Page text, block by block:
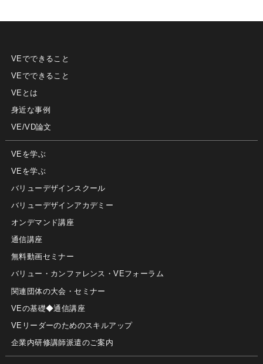
VEでできること
VEでできること
VEとは
身近な事例
VE/VD論文
VEを学ぶ
VEを学ぶ
バリューデザインスクール
バリューデザインアカデミー
オンデマンド講座
通信講座
無料動画セミナー
バリュー・カンファレンス・VEフォーラム
関連団体の大会・セミナー
VEの基礎◆通信講座
VEリーダーのためのスキルアップ
企業内研修講師派遣のご案内